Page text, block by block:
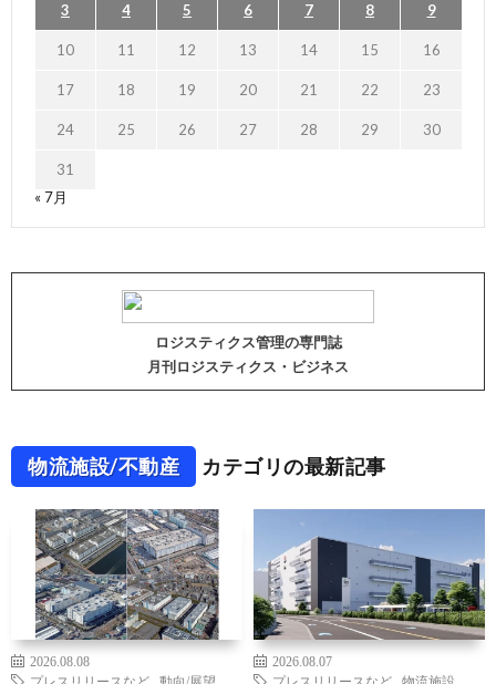
3 4 5 6 7 8 9
10 11 12 13 14 15 16
17 18 19 20 21 22 23
24 25 26 27 28 29 30
31
« 7月
ロジスティクス管理の専門誌
月刊ロジスティクス・ビジネス
物流施設/不動産 カテゴリの最新記事
2026.08.08
プレスリリースなど
動向/展望
2026.08.07
プレスリリースなど
物流施設